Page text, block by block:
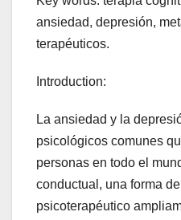
ansiedad, depresión,
terapéuticos.
Introduction:
La ansiedad y la
psicológicos comunes
personas en todo el
conductual, una forma
psicoterapéutico